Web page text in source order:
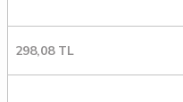
298,08TL